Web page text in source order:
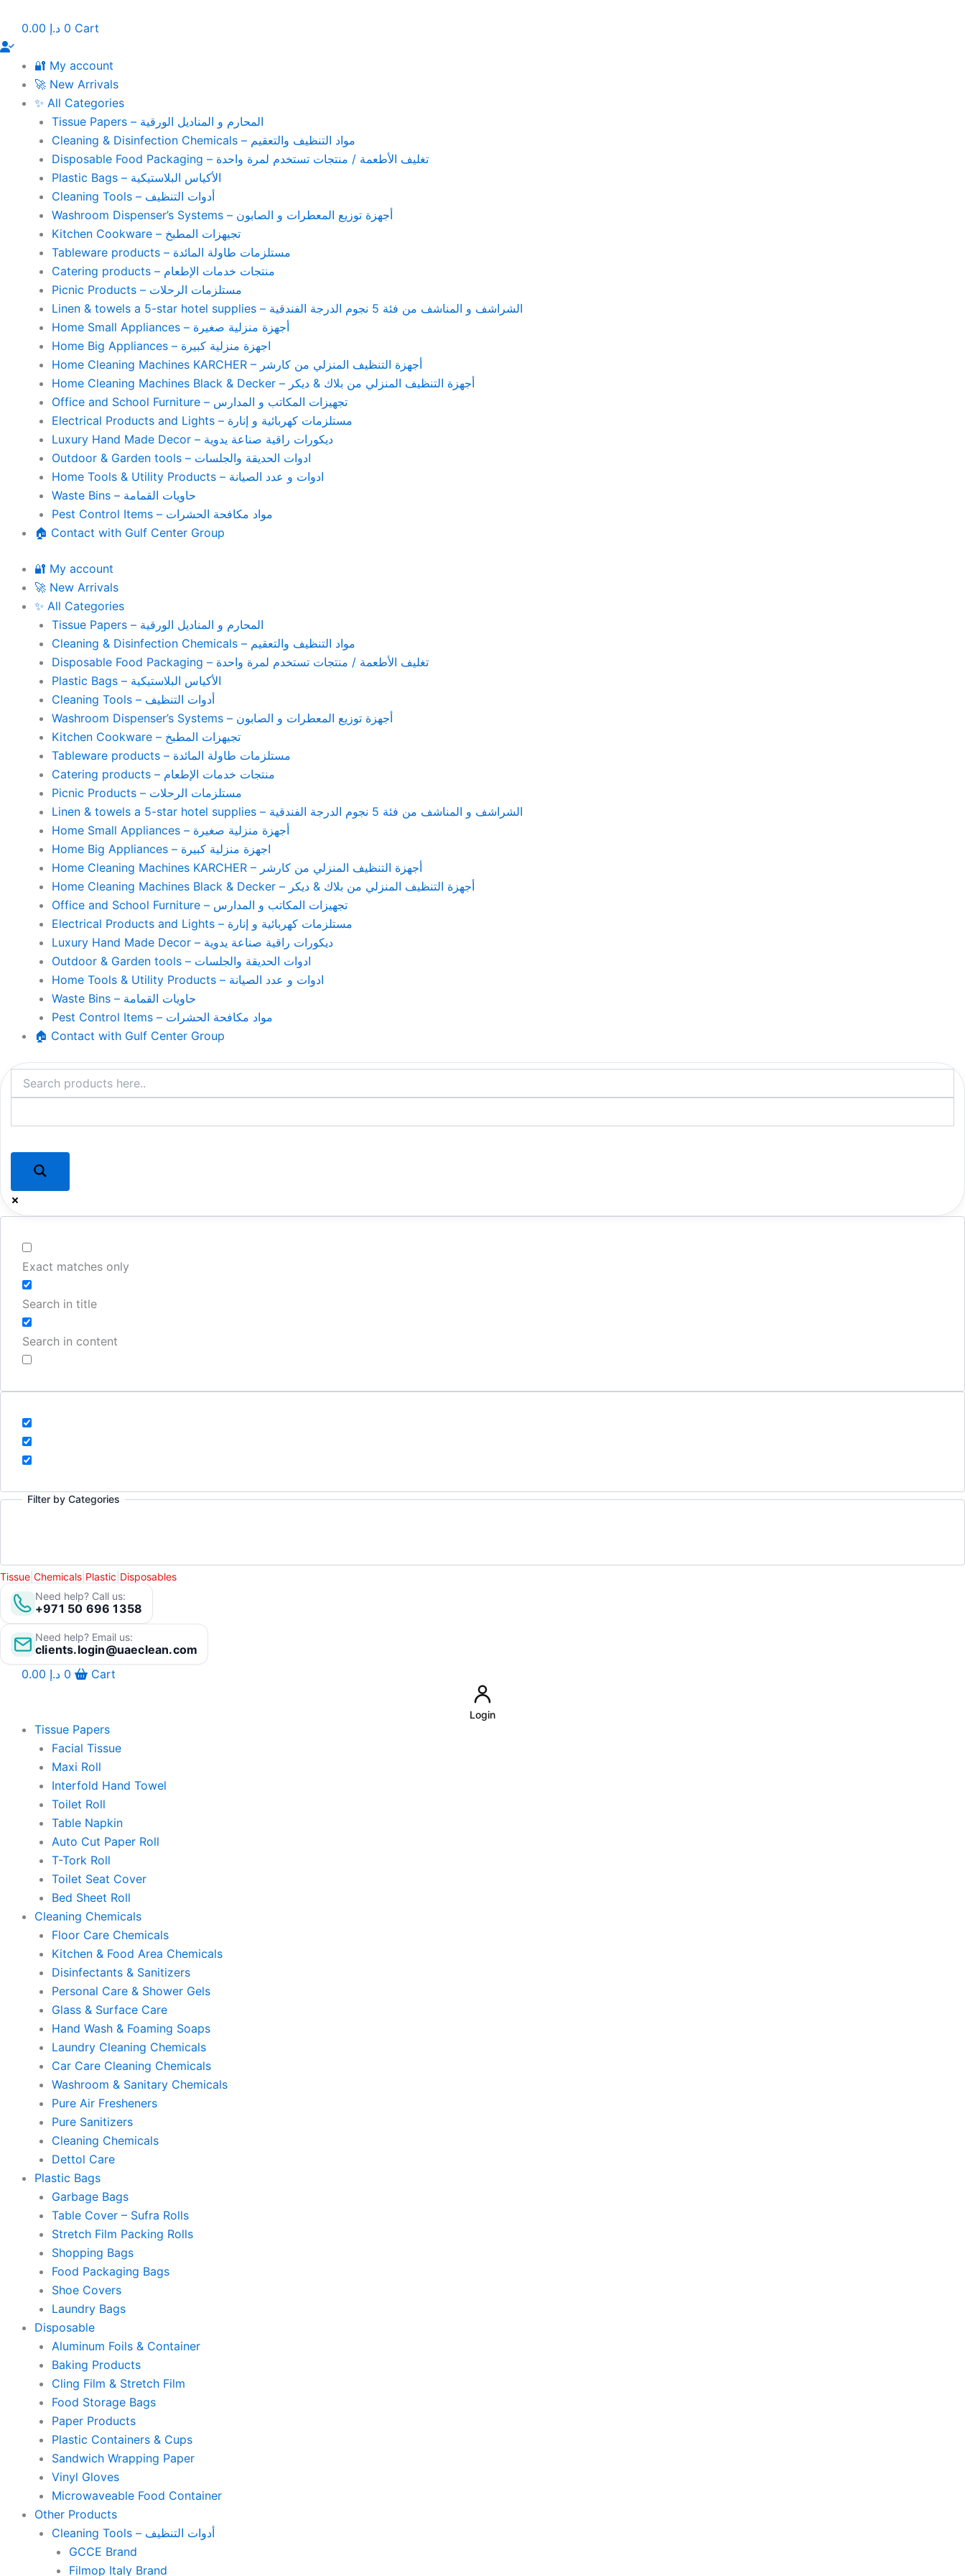
content
د.إ 0 Cart
🔐 My account
🚀 New Arrivals
✨ All Categories
Tissue Papers – المحارم و المناديل الورقية
Cleaning & Disinfection Chemicals – مواد التنظيف والتعقيم
Disposable Food Packaging – تغليف الأطعمة / منتجات تستخدم لمرة واحدة
Plastic Bags – الأكياس البلاستيكية
Cleaning Tools – أدوات التنظيف
Washroom Dispenser’s Systems – أجهزة توزيع المعطرات و الصابون
Kitchen Cookware – تجيهزات المطبخ
Tableware products – مستلزمات طاولة المائدة
Catering products – منتجات خدمات الإطعام
Picnic Products – مستلزمات الرحلات
Linen & towels a 5-star hotel supplies – الشراشف و المناشف من فئة 5 نجوم الدرجة الفندقية
Home Small Appliances – أجهزة منزلية صغيرة
Home Big Appliances – اجهزة منزلية كبيرة
Home Cleaning Machines KARCHER – أجهزة التنظيف المنزلي من كارشر
Home Cleaning Machines Black & Decker – أجهزة التنظيف المنزلي من بلاك & ديكر
Office and School Furniture – تجهيزات المكاتب و المدارس
Electrical Products and Lights – مستلزمات كهربائية و إنارة
Luxury Hand Made Decor – ديكورات راقية صناعة يدوية
Outdoor & Garden tools – ادوات الحديقة والجلسات
Home Tools & Utility Products – ادوات و عدد الصيانة
Waste Bins – حاويات القمامة
Pest Control Items – مواد مكافحة الحشرات
🏠 Contact with Gulf Center Group
🔐 My account
🚀 New Arrivals
✨ All Categories
Tissue Papers – المحارم و المناديل الورقية
Cleaning & Disinfection Chemicals – مواد التنظيف والتعقيم
Disposable Food Packaging – تغليف الأطعمة / منتجات تستخدم لمرة واحدة
Plastic Bags – الأكياس البلاستيكية
Cleaning Tools – أدوات التنظيف
Washroom Dispenser’s Systems – أجهزة توزيع المعطرات و الصابون
Kitchen Cookware – تجيهزات المطبخ
Tableware products – مستلزمات طاولة المائدة
Catering products – منتجات خدمات الإطعام
Picnic Products – مستلزمات الرحلات
Linen & towels a 5-star hotel supplies – الشراشف و المناشف من فئة 5 نجوم الدرجة الفندقية
Home Small Appliances – أجهزة منزلية صغيرة
Home Big Appliances – اجهزة منزلية كبيرة
Home Cleaning Machines KARCHER – أجهزة التنظيف المنزلي من كارشر
Home Cleaning Machines Black & Decker – أجهزة التنظيف المنزلي من بلاك & ديكر
Office and School Furniture – تجهيزات المكاتب و المدارس
Electrical Products and Lights – مستلزمات كهربائية و إنارة
Luxury Hand Made Decor – ديكورات راقية صناعة يدوية
Outdoor & Garden tools – ادوات الحديقة والجلسات
Home Tools & Utility Products – ادوات و عدد الصيانة
Waste Bins – حاويات القمامة
Pest Control Items – مواد مكافحة الحشرات
🏠 Contact with Gulf Center Group
Exact matches only
Search in title
Search in content
Filter by Categories
Tissue Chemicals Plastic Disposables
Need help? Call us:
+971 50 696 1358
Need help? Email us:
clients.login@uaeclean.com
د.إ 0 Cart
Login
Tissue Papers
Facial Tissue
Maxi Roll
Interfold Hand Towel
Toilet Roll
Table Napkin
Auto Cut Paper Roll
T-Tork Roll
Toilet Seat Cover
Bed Sheet Roll
Cleaning Chemicals
Floor Care Chemicals
Kitchen & Food Area Chemicals
Disinfectants & Sanitizers
Personal Care & Shower Gels
Glass & Surface Care
Hand Wash & Foaming Soaps
Laundry Cleaning Chemicals
Car Care Cleaning Chemicals
Washroom & Sanitary Chemicals
Pure Air Fresheners
Pure Sanitizers
Cleaning Chemicals
Dettol Care
Plastic Bags
Garbage Bags
Table Cover – Sufra Rolls
Stretch Film Packing Rolls
Shopping Bags
Food Packaging Bags
Shoe Covers
Laundry Bags
Disposable
Aluminum Foils & Container
Baking Products
Cling Film & Stretch Film
Food Storage Bags
Paper Products
Plastic Containers & Cups
Sandwich Wrapping Paper
Vinyl Gloves
Microwaveable Food Container
Other Products
Cleaning Tools – أدوات التنظيف
GCCE Brand
Filmop Italy Brand